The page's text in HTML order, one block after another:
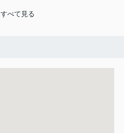
すべて見る